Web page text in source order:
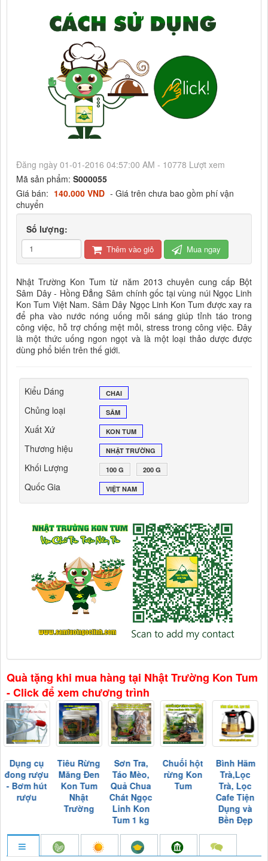
Đăng ngày 01-01-2016 04:57:00 AM - 10778 Lượt xem
Mã sản phẩm: S000055
Giá bán: 140.000 VND - Giá trên chưa bao gồm phí vận
chuyển
Số lượng:
Thêm vào giỏ Mua ngay
Nhật Trường Kon Tum từ năm 2013 chuyên cung cấp Bột
Sâm Dây - Hồng Đẳng Sâm chính gốc tại vùng núi Ngọc Linh
Kon Tum Việt Nam. Sâm Dây Ngọc Linh Kon Tum được xay ra
để pha vào nước nóng uống mỗi sáng giúp tỉnh táo trong
công việc, hỗ trợ chống mệt mỏi, stress trong công việc. Đây
là một thức uống ngon ngọt và là một loại thảo dược được
dùng phổ biến trên thế giới.
Kiểu Dáng CHAI
Chủng loại SÂM
Xuất Xứ KON TUM
Thương hiệu NHẬT TRƯỜNG
Khối Lượng 100 G 200 G
Quốc Gia VIỆT NAM
Quà tặng khi mua hàng tại Nhật Trường Kon Tum
- Click để xem chương trình
Dụng cụ
đong rượu
- Bơm hút
rượu
Tiêu Rừng
Măng Đen
Kon Tum
Nhật
Trường
Sơn Tra,
Táo Mèo,
Quả Chua
Chát Ngọc
Linh Kon
Tum 1 kg
Chuối hột
rừng Kon
Tum
Bình Hãm
Trà,Lọc
Trà, Lọc
Cafe Tiện
Dụng và
Bền Đẹp